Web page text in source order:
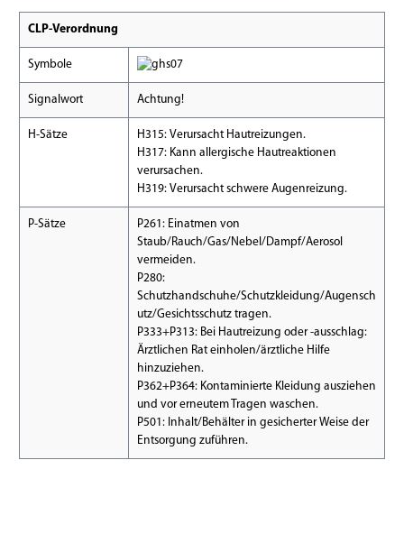
CLP-Verordnung
Symbole
Signalwort Achtung!
H-Sätze
H315: Verursacht Hautreizungen.
H317: Kann allergische Hautreaktionen
verursachen.
H319: Verursacht schwere Augenreizung.
P-Sätze
P261: Einatmen von
Staub/Rauch/Gas/Nebel/Dampf/Aerosol
vermeiden.
P280:
Schutzhandschuhe/Schutzkleidung/Augensch
utz/Gesichtsschutz tragen.
P333+P313: Bei Hautreizung oder -ausschlag:
Ärztlichen Rat einholen/ärztliche Hilfe
hinzuziehen.
P362+P364: Kontaminierte Kleidung ausziehen
und vor erneutem Tragen waschen.
P501: Inhalt/Behälter in gesicherter Weise der
Entsorgung zuführen.